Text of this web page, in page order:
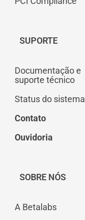
SUPORTE
Documentação e
suporte técnico
Status do sistema
Contato
Ouvidoria
SOBRE NÓS
A Betalabs